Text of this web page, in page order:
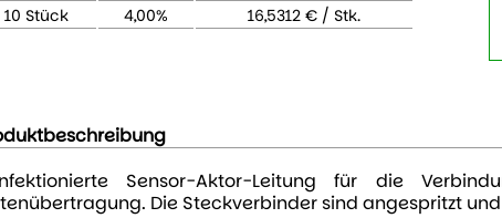
10 Stück
4,00% 16,5312 € / Stk.
Sensor-Aktor-Leitung für die
Die Steckverbinder sind angespritzt